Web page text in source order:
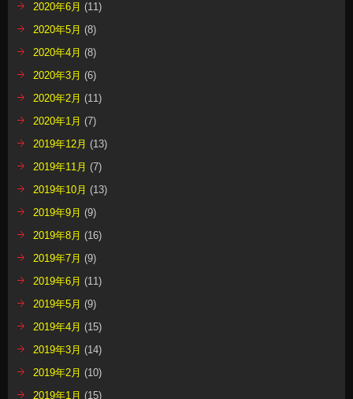
2020年6月 (11)
2020年5月 (8)
2020年4月 (8)
2020年3月 (6)
2020年2月 (11)
2020年1月 (7)
2019年12月 (13)
2019年11月 (7)
2019年10月 (13)
2019年9月 (9)
2019年8月 (16)
2019年7月 (9)
2019年6月 (11)
2019年5月 (9)
2019年4月 (15)
2019年3月 (14)
2019年2月 (10)
2019年1月 (15)